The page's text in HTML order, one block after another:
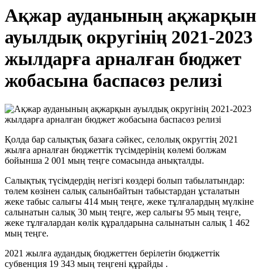
Ақжар ауданының ақжарқын
ауылдық округiнiң 2021-2023
жылдарға арналған бюджет
жобасына баспасөз релизi
Қолда бар салықтық базаға сәйкес, селолық округтiң 2021
жылға арналған бюджеттiк түсiмдерiнiң көлемi болжам
бойынша 2 001 мың теңге сомасында анықталды.
Салықтық түсiмдердiң негiзгi көздерi болып табылатындар:
төлем көзiнен салық салынбайтын табыстардан ұсталатын
жеке табыс салығы 414 мың теңге, жеке тұлғалардың мүлкiне
салынатын салық 30 мың теңге, жер салығы 95 мың теңге,
жеке тұлғалардан көлiк құралдарына салынатын салық 1 462
мың теңге.
2021 жылға аудандық бюджеттен берiлетiн бюджеттiк
субвенция 19 343 мың теңгенi құрайды .